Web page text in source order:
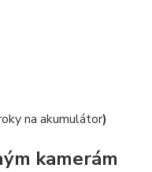
na akumulátor)
kamerám